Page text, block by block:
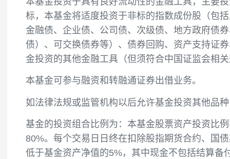
投资范围
本基金标的指数为中证A500指数。
本基金投资于具有良好流动性的金融工具，
标，本基金将适度投资于非标的指数成份股
金融债、企业债、公司债、次级债、地方政
债）、可交换债券等）、债券回购、资产支
金投资的其他金融工具（但须符合中国证监